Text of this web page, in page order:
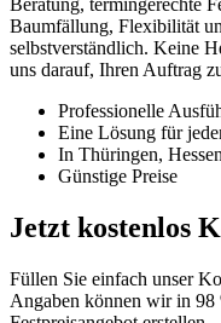
Beratung, termingerechte
Baumfällung, Flexibilität
selbstverständlich. Keine
uns darauf, Ihren Auftrag
Professionelle
Eine Lösung für
In Thüringen,
Günstige Preise
Jetzt kostenlos
Füllen Sie einfach unser
Angaben können wir in 98